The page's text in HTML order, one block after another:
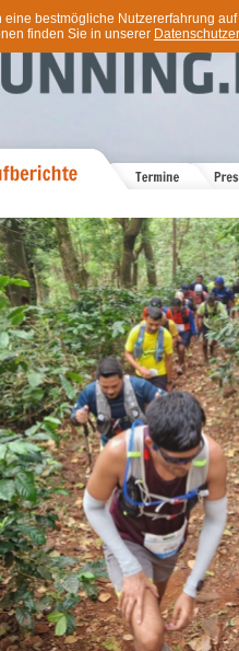
bestmögliche Nutzererfahrung
finden Sie in unserer
Trailrun